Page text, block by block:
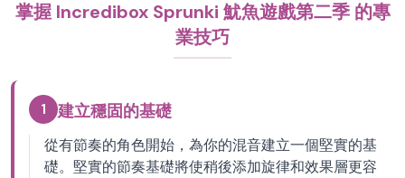
掌握 Incredibox Sprunki 魷魚遊戲第二季 的專
業技巧
1 建立穩固的基礎
從有節奏的角色開始，為你的混音建立一個堅實的基
礎。堅實的節奏基礎將使稍後添加旋律和效果層更容